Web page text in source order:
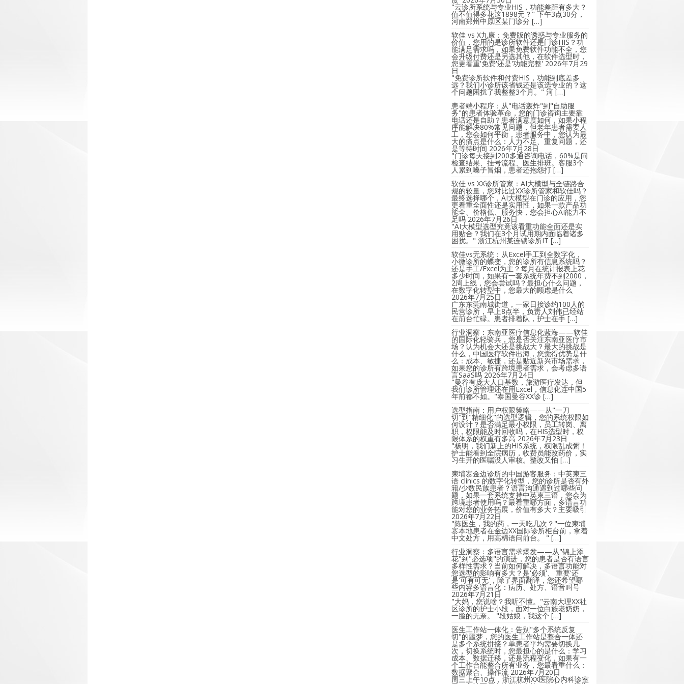
"云诊所系统与专业HIS，功能差距有多大？
值不值得多花这1898元？" 下午3点30分，
河南郑州中原区某门诊分 […]
软佳 vs X九康：免费版的诱惑与专业服务的
价值，您用的是诊所软件还是门诊HIS？功
能满足需求吗，如果免费软件功能不全，您
会升级付费还是另选其他，在软件选型时，
您更看重'免费'还是'功能完整' 2026年7月29
日
"免费诊所软件和付费HIS，功能到底差多
远？我们小诊所该省钱还是该选专业的？这
个问题困扰了我整整3个月。" 河 […]
患者端小程序：从"电话轰炸"到"自助服
务"的患者体验革命，您的门诊咨询主要靠
电话还是自助？患者满意度如何，如果小程
序能解决80%常见问题，但老年患者需要人
工，您会如何平衡，患者服务中，您认为最
大的痛点是什么：人力不足、重复问题，还
是等待时间 2026年7月28日
"门诊每天接到200多通咨询电话，60%是问
检查结果、挂号流程、医生排班。客服3个
人累到嗓子冒烟，患者还抱怨打 […]
软佳 vs XX诊所管家：AI大模型与全链路合
规的较量，您对比过XX诊所管家和软佳吗？
最终选择哪个，AI大模型在门诊的应用，您
更看重全面性还是实用性，如果一款产品功
能全、价格低、服务快，您会担心AI能力不
足吗 2026年7月26日
"AI大模型选型究竟该看重功能全面还是实
用贴合？我们在3个月试用期内面临着诸多
困扰。" 浙江杭州某连锁诊所IT […]
软佳vs无系统：从Excel手工到全数字化，
小微诊所的蝶变，您的诊所有信息系统吗？
还是手工/Excel为主？每月在统计报表上花
多少时间，如果有一套系统年费不到2000，
2周上线，您会尝试吗？最担心什么问题，
在数字化转型中，您最大的顾虑是什么
2026年7月25日
广东东莞南城街道，一家日接诊约100人的
民营诊所，早上8点半，负责人刘伟已经站
在前台忙碌。患者排着队，护士在手 […]
行业洞察：东南亚医疗信息化蓝海——软佳
的国际化轻骑兵，您是否关注东南亚医疗市
场？认为机会大还是挑战大？最大的挑战是
什么，中国医疗软件出海，您觉得优势是什
么：成本、敏捷，还是贴近新兴市场需求，
如果您的诊所有跨境患者需求，会考虑多语
言SaaS吗 2026年7月24日
"曼谷有庞大人口基数，旅游医疗发达，但
我们诊所管理还在用Excel，信息化连中国5
年前都不如。"泰国曼谷XX诊 […]
选型指南：用户权限策略——从"一刀
切"到"精细化"的选型逻辑，您的系统权限如
何设计？是否满足最小权限，员工转岗、离
职，权限能及时回收吗，在HIS选型时，权
限体系的权重有多高 2026年7月23日
"杨明，我们新上的HIS系统，权限乱成粥！
护士能看到全院病历，收费员能改药价，实
习生开的医嘱没人审核。整改又怕 […]
柬埔寨金边诊所的中国游客服务：中英柬三
语 clinics 的数字化转型，您的诊所是否有外
籍/少数民族患者？语言沟通遇到过哪些问
题，如果一套系统支持中英柬三语，您会为
跨境患者使用吗？最看重哪方面，多语言功
能对您的业务拓展，价值有多大？主要吸引
2026年7月22日
"陈医生，我的药，一天吃几次？"一位柬埔
寨本地患者在金边XX国际诊所柜台前，拿着
中文处方，用高棉语问前台。 " […]
行业洞察：多语言需求爆发——从"锦上添
花"到"必选项"的演进，您的患者是否有语言
多样性需求？当前如何解决，多语言功能对
您选型的影响有多大？是'必须'、'重要'还
是'可有可无'，除了界面翻译，您还希望哪
些内容多语言化：病历、处方、语音叫号
2026年7月21日
"大妈，您说啥？我听不懂。"云南大理XX社
区诊所的护士小段，面对一位白族老奶奶，
一脸的无奈。 "段姑娘，我这个 […]
医生工作站一体化：告别"多个系统反复
切"的噩梦，您的医生工作站是整合一体还
是多个系统拼接？单患者平均需要切换几
次，切换系统时，您最担心的是什么：学习
成本、数据迁移，还是流程变化，如果有一
个工作台能整合所有业务，您最看重什么：
数据聚合、操作流 2026年7月20日
周三上午10点，浙江杭州XX医院心内科诊室